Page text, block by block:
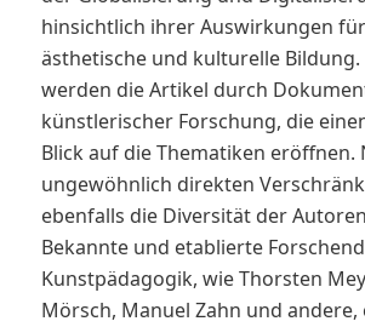
hinsichtlich ihrer Auswirkungen
ästhetische und kulturelle Bildung.
werden die Artikel durch
künstlerischer Forschung, die
Blick auf die Thematiken eröffnen.
ungewöhnlich direkten
ebenfalls die Diversität der
Bekannte und etablierte
Kunstpädagogik, wie Thorsten
Mörsch, Manuel Zahn und andere,